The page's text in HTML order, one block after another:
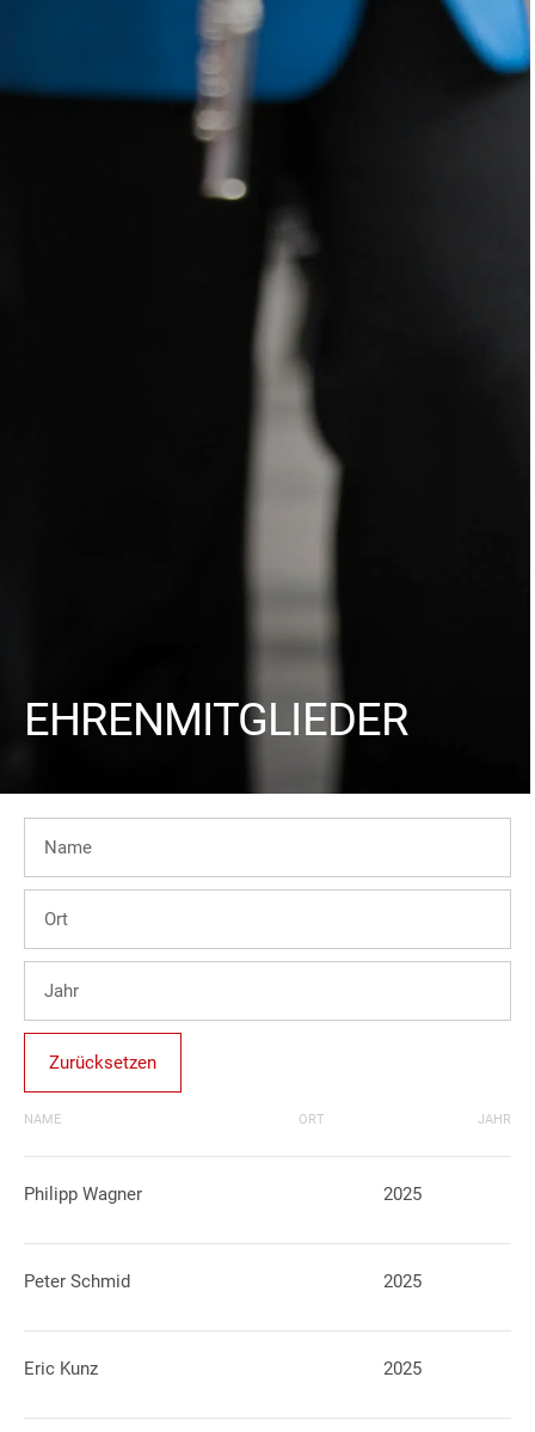
EHRENMITGLIEDER
Zurücksetzen
NAME ORT JAHR
Philipp Wagner 2025
Peter Schmid 2025
Eric Kunz 2025